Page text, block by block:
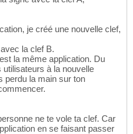
je créé une nouvelle clef,
la clef B.
la même application. Du
à la nouvelle
perdu la main sur ton
ne te vole ta clef. Car
en se faisant passer